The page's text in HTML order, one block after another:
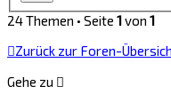
24 Themen • Seite 1von 1
Zurück zur Foren-
Gehe zu